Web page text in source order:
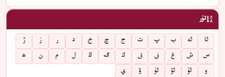
تۈر
ئا ئە ب پ ت ج چ خ د ر ز
ژ
س
ش غ ف ق ك گ ڭ ل م ن
ھ
و
ئۇ ئۆ ئۈ ۋ ي